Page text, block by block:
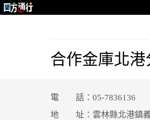
合作金庫北港
電 話：05-7836136
地 址：雲林縣北港鎮義